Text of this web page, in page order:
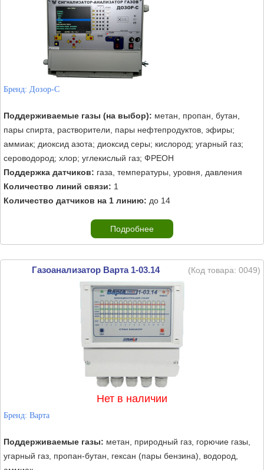
Бренд: Дозор-С
Поддерживаемые газы (на выбор): метан, пропан, бутан,
пары спирта, растворители, пары нефтепродуктов, эфиры;
аммиак; диоксид азота; диоксид серы; кислород; угарный газ;
сероводород; хлор; углекислый газ; ФРЕОН
Поддержка датчиков: газа, температуры, уровня, давления
Количество линий связи: 1
Количество датчиков на 1 линию: до 14
Подробнее
Газоанализатор Варта 1-03.14 (Код товара: 0049)
Нет в наличии
Бренд: Варта
Поддерживаемые газы: метан, природный газ, горючие газы,
угарный газ, пропан-бутан, гексан (пары бензина), водород,